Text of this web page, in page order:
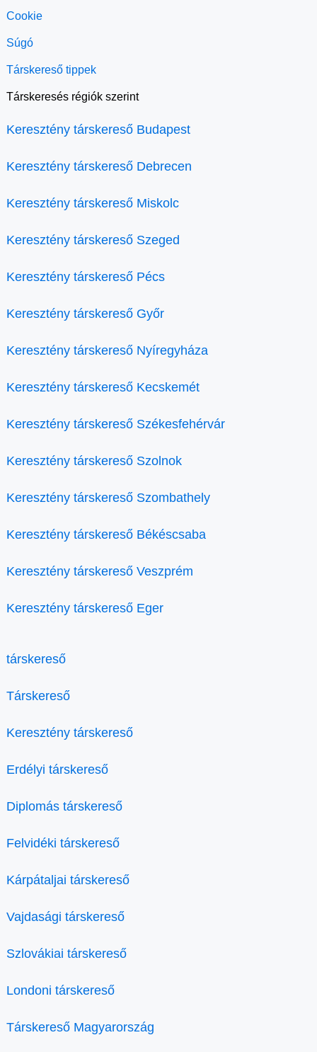
Cookie
Súgó
Társkereső tippek
Társkeresés régiók szerint
Keresztény társkereső Budapest
Keresztény társkereső Debrecen
Keresztény társkereső Miskolc
Keresztény társkereső Szeged
Keresztény társkereső Pécs
Keresztény társkereső Győr
Keresztény társkereső Nyíregyháza
Keresztény társkereső Kecskemét
Keresztény társkereső Székesfehérvár
Keresztény társkereső Szolnok
Keresztény társkereső Szombathely
Keresztény társkereső Békéscsaba
Keresztény társkereső Veszprém
Keresztény társkereső Eger
társkereső
Társkereső
Keresztény társkereső
Erdélyi társkereső
Diplomás társkereső
Felvidéki társkereső
Kárpátaljai társkereső
Vajdasági társkereső
Szlovákiai társkereső
Londoni társkereső
Társkereső Magyarország